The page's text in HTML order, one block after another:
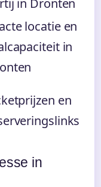
in Dronten
locatie en
in
en
in